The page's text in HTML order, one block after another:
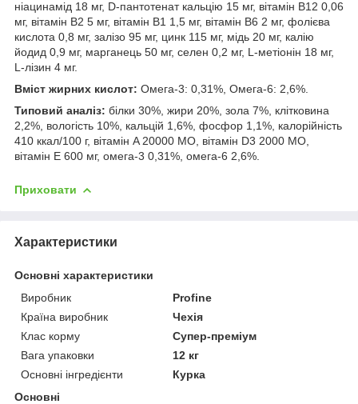
ніацинамід 18 мг, D-пантотенат кальцію 15 мг, вітамін B12 0,06
мг, вітамін B2 5 мг, вітамін B1 1,5 мг, вітамін B6 2 мг, фолієва
кислота 0,8 мг, залізо 95 мг, цинк 115 мг, мідь 20 мг, калію
йодид 0,9 мг, марганець 50 мг, селен 0,2 мг, L-метіонін 18 мг,
L-лізин 4 мг.
Вміст жирних кислот: Омега-3: 0,31%, Омега-6: 2,6%.
Типовий аналіз: білки 30%, жири 20%, зола 7%, клітковина
2,2%, вологість 10%, кальцій 1,6%, фосфор 1,1%, калорійність
410 ккал/100 г, вітамін A 20000 МО, вітамін D3 2000 МО,
вітамін E 600 мг, омега-3 0,31%, омега-6 2,6%.
Приховати
Характеристики
Основні характеристики
Виробник
Profine
Країна виробник
Чехія
Клас корму
Супер-преміум
Вага упаковки
12 кг
Основні інгредієнти
Курка
Основні